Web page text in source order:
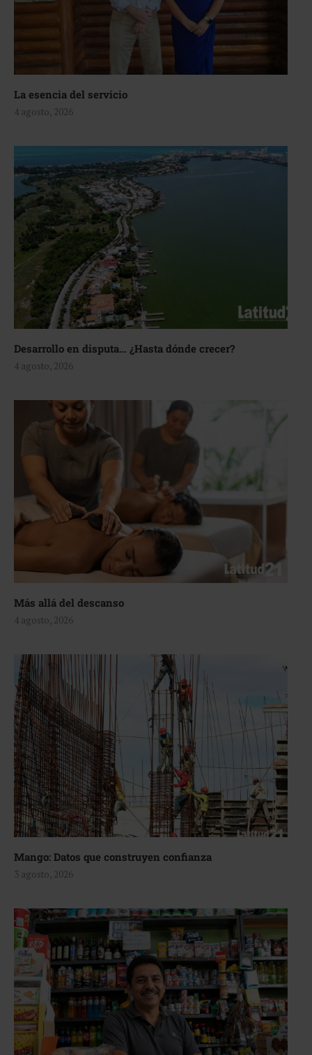
La esencia del servicio
4 agosto, 2026
Desarrollo en disputa… ¿Hasta dónde crecer?
4 agosto, 2026
Más allá del descanso
4 agosto, 2026
Mango: Datos que construyen confianza
3 agosto, 2026